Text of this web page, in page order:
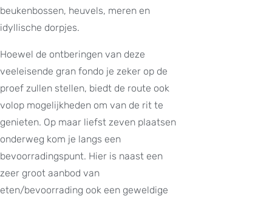
beukenbossen, heuvels, meren en
idyllische dorpjes.
Hoewel de ontberingen van deze
veeleisende gran fondo je zeker op de
proef zullen stellen, biedt de route ook
volop mogelijkheden om van de rit te
genieten. Op maar liefst zeven plaatsen
onderweg kom je langs een
bevoorradingspunt. Hier is naast een
zeer groot aanbod van
eten/bevoorrading ook een geweldige